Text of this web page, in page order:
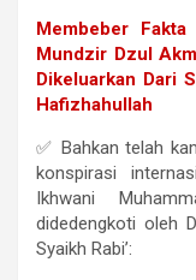
Membeber
Mundzir Dzul
Dikeluarkan Dari
Hafizhahullah
✅ Bahkan telah
konspirasi
Ikhwani
didedengkoti oleh
Syaikh Rabi’: